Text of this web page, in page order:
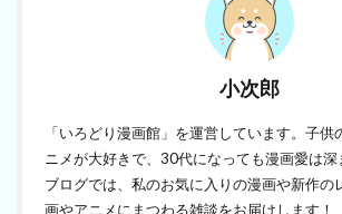
小次郎
「いろどり漫画館」を運営しています。子供
ニメが大好きで、30代になっても漫画愛は
ブログでは、私のお気に入りの漫画や新作の
画やアニメにまつわる雑談をお届けします！